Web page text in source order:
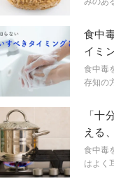
でしょ
意した
食中
イミ
食中毒
存知の
会は
は、
ついて
説して
「十
える
食中毒
はよく